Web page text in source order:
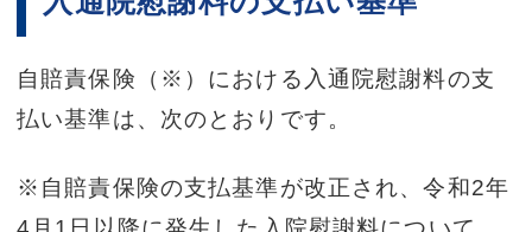
自賠責保険（※）における入通院慰謝料の支
払い基準は、次のとおりです。
※自賠責保険の支払基準が改正され、令和2年